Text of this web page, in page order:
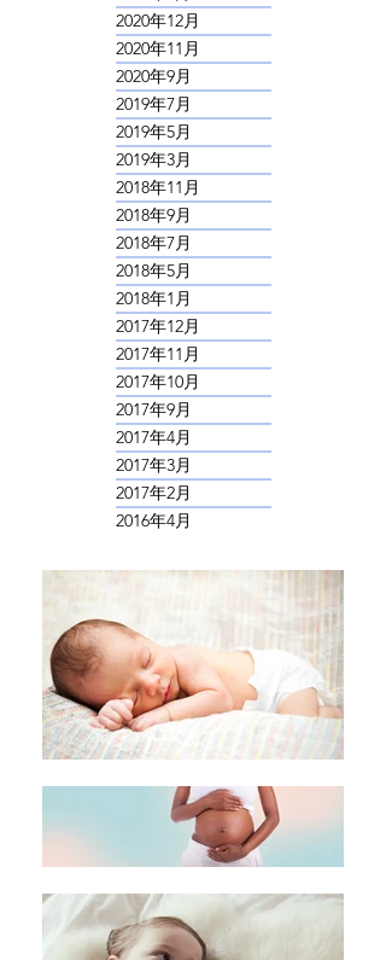
2021年2月
2021年1月
2020年12月
2020年11月
2020年9月
2019年7月
2019年5月
2019年3月
2018年11月
2018年9月
2018年7月
2018年5月
2018年1月
2017年12月
2017年11月
2017年10月
2017年9月
2017年4月
2017年3月
2017年2月